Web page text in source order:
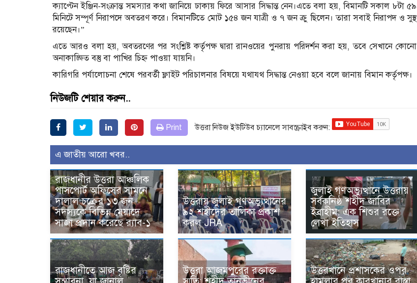
ক্যাপ্টেন ইঞ্জিন-সংক্রান্ত সমস্যার কথা জানিয়ে ঢাকায় ফিরে আসার সিদ্ধান্ত নেন।এতে বলা হয়, বিমানটি সকাল ৮টা ৫৯
মিনিটে সম্পূর্ণ নিরাপদে অবতরণ করে। বিমানটিতে মোট ১৫৪ জন যাত্রী ও ৭ জন ক্রু ছিলেন। তারা সবাই নিরাপদ ও সুস্থ
রয়েছেন।”
এতে আরও বলা হয়, অবতরণের পর সংশ্লিষ্ট কর্তৃপক্ষ দ্বারা রানওয়ের পুনরায় পরিদর্শন করা হয়, তবে সেখানে কোনো
অনাকাঙ্ক্ষিত বস্তু বা পাখির চিহ্ন পাওয়া যায়নি।
কারিগরি পর্যালোচনা শেষে পরবর্তী ফ্লাইট পরিচালনার বিষয়ে যথাযথ সিদ্ধান্ত নেওয়া হবে বলে জানায় বিমান কর্তৃপক্ষ।
নিউজটি শেয়ার করুন..
Print উত্তরা নিউজ ইউটিউব চ্যানেলে সাবস্ক্রাইব করুন:
এ জাতীয় আরো খবর..
রাজধানীর উত্তরা আঞ্চলিক
পাসপোর্ট অফিসের সামনে
দালাল চক্রের ১৩ জন
সদস্যকে বিভিন্ন মেয়াদে
সাজা প্রদান করেছে র‌্যাব-১
উত্তরায় জুলাই গণঅভ্যুত্থানের
৯২ শহীদের তালিকা প্রকাশ
করল JRA
জুলাই গণঅভ্যুত্থানে উত্তরায়
সর্বকনিষ্ঠ শহীদ জাবির
ইব্রাহীম: এক শিশুর রক্তে
লেখা ইতিহাস
রাজধানীতে আজ বৃষ্টির
উত্তরা আজমপুরের রক্তাক্ত
উত্তরখানে প্রশাসকের ওপর